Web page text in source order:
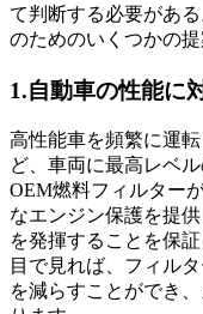
て判断する必要があ
のためのいくつかの提
1.自動車の性能に
高性能車を頻繁に運
ど、車両に最高レベ
OEM燃料フィルター
なエンジン保護を提
を発揮することを保
目で見れば、フィル
を減らすことができ